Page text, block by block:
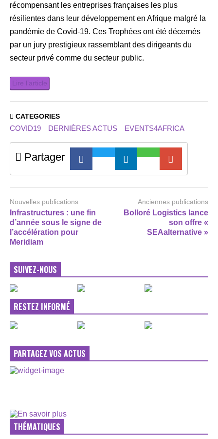
récompensant les entreprises françaises les plus
résilientes dans leur développement en Afrique malgré la
pandémie de Covid-19. Ces Trophées ont été décernés
par un jury prestigieux rassemblant des dirigeants du
secteur privé comme du secteur public.
Lire l’article
CATEGORIES
COVID19 DERNIÈRES ACTUS EVENTS4AFRICA
Partager
Nouvelles publications
Infrastructures : une fin
d’année sous le signe de
l’accélération pour
Meridiam
Anciennes publications
Bolloré Logistics lance
son offre «
SEAalternative »
SUIVEZ-NOUS
RESTEZ INFORMÉ
PARTAGEZ VOS ACTUS
THÉMATIQUES